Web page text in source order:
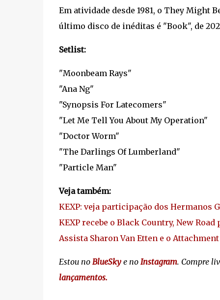
Em atividade desde 1981, o They Might
último disco de inéditas é "Book", de
Setlist:
"Moonbeam Rays"
"Ana Ng"
"Synopsis For Latecomers"
"Let Me Tell You About My Operation"
"Doctor Worm"
"The Darlings Of Lumberland"
"Particle Man"
Veja também:
KEXP: veja participação dos Hermanos
KEXP recebe o Black Country, New
Assista Sharon Van Etten e o
Estou no BlueSkye no Instagram. Compre
lançamentos.